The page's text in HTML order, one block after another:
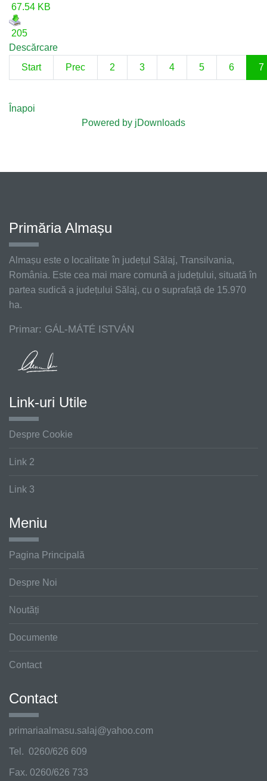
67.54 KB
205
Descărcare
Start
Prec 2 3 4 5 6 7
Înapoi
Powered by jDownloads
Primăria Almașu
Almașu este o localitate în județul Sălaj, Transilvania,
România. Este cea mai mare comună a județului, situată în
partea sudică a județului Sălaj, cu o suprafață de 15.970
ha.
Primar: GÁL-MÁTÉ ISTVÁN
Link-uri Utile
Despre Cookie
Link 2
Link 3
Meniu
Pagina Principală
Despre Noi
Noutăți
Documente
Contact
Contact
primariaalmasu.salaj@yahoo.com
Tel. 0260/626 609
Fax. 0260/626 733